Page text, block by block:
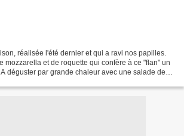
réalisée l'été dernier et qui a ravi nos papilles.
mozzarella et de roquette qui confère à ce "flan" un
déguster par grande chaleur avec une salade de